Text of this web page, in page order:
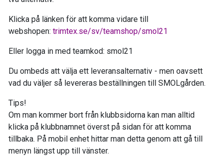
Klicka på länken för att komma vidare till
webshopen: trimtex.se/sv/teamshop/smol21
Eller logga in med teamkod: smol21
Du ombeds att välja ett leveransalternativ - men oavsett
vad du väljer så levereras beställningen till SMOLgården.
Tips!
Om man kommer bort från klubbsidorna kan man alltid
klicka på klubbnamnet överst på sidan för att komma
tillbaka. På mobil enhet hittar man detta genom att gå till
menyn längst upp till vänster.